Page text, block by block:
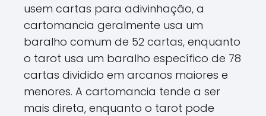
usem cartas para adivinhação, a
cartomancia geralmente usa um
baralho comum de 52 cartas, enquanto
o tarot usa um baralho específico de 78
cartas dividido em arcanos maiores e
menores. A cartomancia tende a ser
mais direta, enquanto o tarot pode